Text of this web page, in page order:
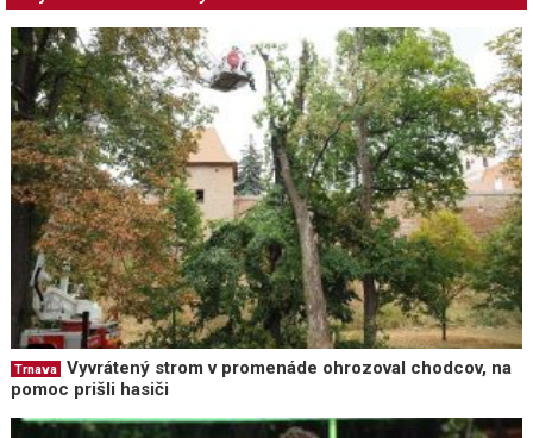
Trnava
Vyvrátený strom v promenáde ohrozoval chodcov, na
pomoc prišli hasiči